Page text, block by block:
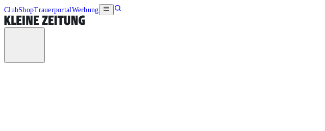
ClubShopTrauerportalWerbung